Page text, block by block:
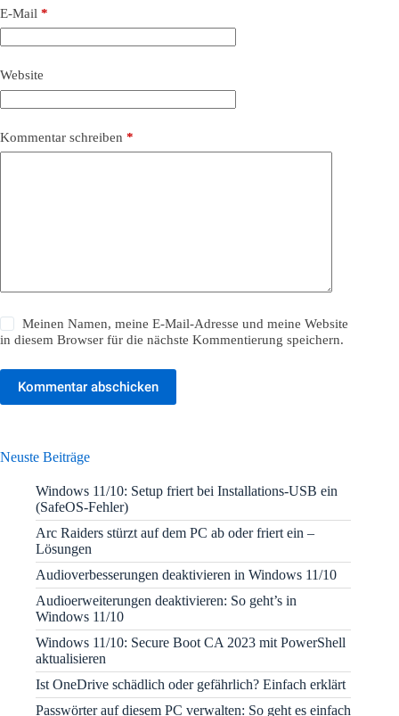
E-Mail *
Website
Kommentar schreiben *
Meinen Namen, meine E-Mail-Adresse und meine Website
in diesem Browser für die nächste Kommentierung speichern.
Kommentar abschicken
Neuste Beiträge
Windows 11/10: Setup friert bei Installations-USB ein
(SafeOS-Fehler)
Arc Raiders stürzt auf dem PC ab oder friert ein –
Lösungen
Audioverbesserungen deaktivieren in Windows 11/10
Audioerweiterungen deaktivieren: So geht’s in
Windows 11/10
Windows 11/10: Secure Boot CA 2023 mit PowerShell
aktualisieren
Ist OneDrive schädlich oder gefährlich? Einfach erklärt
Passwörter auf diesem PC verwalten: So geht es einfach